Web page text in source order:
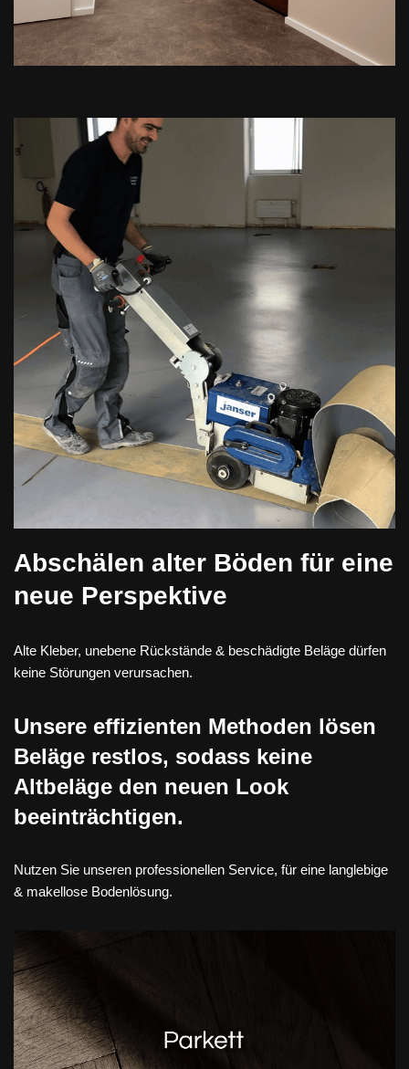
Abschälen alter Böden für eine
neue Perspektive
Alte Kleber, unebene Rückstände & beschädigte Beläge dürfen
keine Störungen verursachen.
Unsere effizienten Methoden lösen
Beläge restlos, sodass keine
Altbeläge den neuen Look
beeinträchtigen.
Nutzen Sie unseren professionellen Service, für eine langlebige
& makellose Bodenlösung.